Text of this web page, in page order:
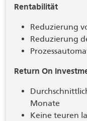
Rentabilität
Reduzierung
Reduzierung
Return On
Monate
Keine teuren